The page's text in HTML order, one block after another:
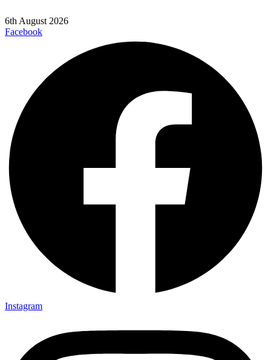
6th August 2026
Facebook
Instagram